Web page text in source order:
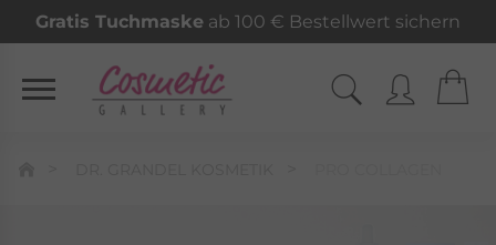
Gratis Tuchmaske ab 100 € Bestellwert sichern